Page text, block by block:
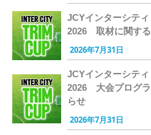
JCYインターシティ
2026 取材に関す
2026年7月31日
JCYインターシティ
2026 大会プログ
らせ
2026年7月31日